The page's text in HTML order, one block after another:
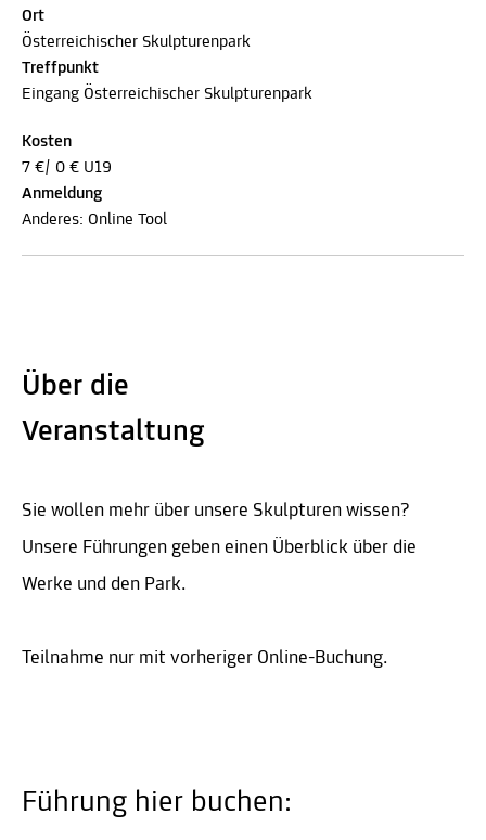
Ort
Österreichischer Skulpturenpark
Treffpunkt
Eingang Österreichischer Skulpturenpark
Kosten
7 €/ 0 € U19
Anmeldung
Anderes: Online Tool
Über die
Veranstaltung
Sie wollen mehr über unsere Skulpturen wissen?
Unsere Führungen geben einen Überblick über die
Werke und den Park.
Teilnahme nur mit vorheriger Online-Buchung.
Führung hier buchen: